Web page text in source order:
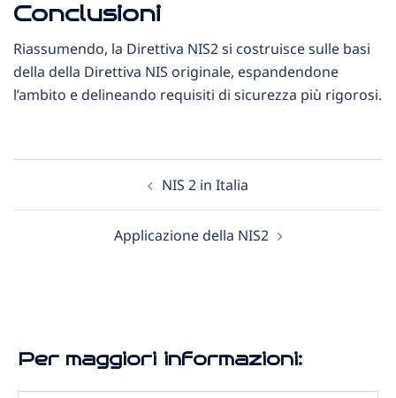
Conclusioni
Riassumendo, la Direttiva NIS2 si costruisce sulle basi
della della Direttiva NIS originale, espandendone
l’ambito e delineando requisiti di sicurezza più rigorosi.
NIS 2 in Italia
Applicazione della NIS2
Per maggiori informazioni: